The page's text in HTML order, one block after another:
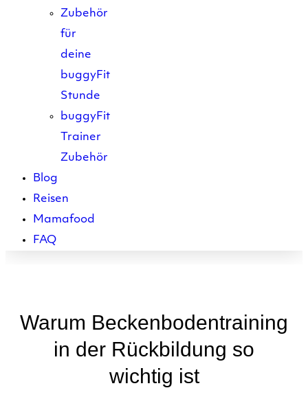
Zubehör
für
deine
buggyFit
Stunde
buggyFit
Trainer
Zubehör
Blog
Reisen
Mamafood
FAQ
Warum Beckenbodentraining
in der Rückbildung so
wichtig ist